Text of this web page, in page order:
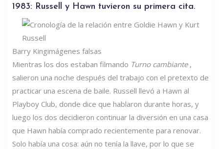
1983: Russell y Hawn tuvieron su primera cita.
Barry Kingimágenes falsas
Mientras los dos estaban filmando Turno cambiante,
salieron una noche después del trabajo con el pretexto de
practicar una escena de baile. Russell llevó a Hawn al
Playboy Club, donde dice que hablaron durante horas, y
luego los dos decidieron continuar la diversión en una casa
que Hawn había comprado recientemente para renovar.
Solo había una cosa: aún no tenía la llave, por lo que se